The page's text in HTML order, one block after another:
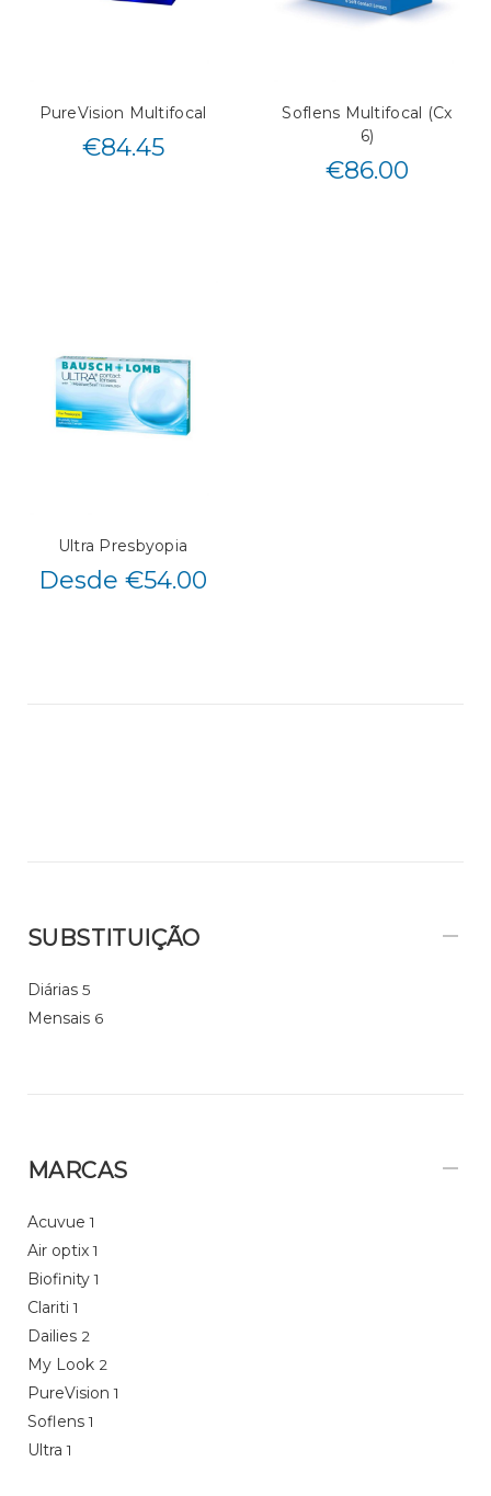
PureVision Multifocal
€84.45
Soflens Multifocal (Cx
6)
€86.00
Ultra Presbyopia
Desde €54.00
SUBSTITUIÇÃO
Diárias 5
Mensais 6
MARCAS
Acuvue 1
Air optix 1
Biofinity 1
Clariti 1
Dailies 2
My Look 2
PureVision 1
Soflens 1
Ultra 1